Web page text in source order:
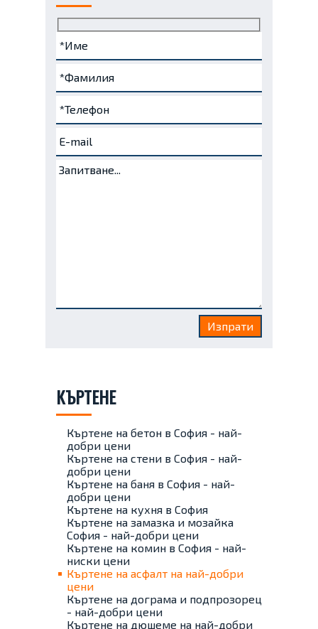
Име
(задължително)
Фамилия
(задължително)
Телефон
(задължително)
e-
mail
Запитване...
КЪРТЕНЕ
Къртене на бетон в София - най-
добри цени
Къртене на стени в София - най-
добри цени
Къртене на баня в София - най-
добри цени
Къртене на кухня в София
Къртене на замазка и мозайка
София - най-добри цени
Къртене на комин в София - най-
ниски цени
Къртене на асфалт на най-добри
цени
Къртене на дограма и подпрозорец
- най-добри цени
Къртене на дюшеме на най-добри